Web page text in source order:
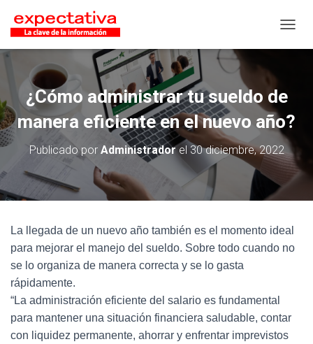
¿Cómo administrar tu sueldo de
manera eficiente en el nuevo año?
Publicado por Administradorel 30 diciembre, 2022
La llegada de un nuevo año también es el momento ideal
para mejorar el manejo del sueldo. Sobre todo cuando no
se lo organiza de manera correcta y se lo gasta
rápidamente.
“La administración eficiente del salario es fundamental
para mantener una situación financiera saludable, contar
con liquidez permanente, ahorrar y enfrentar imprevistos